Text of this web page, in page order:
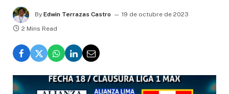
By Edwin Terrazas Castro
19 de octubre de 2023
2 Mins Read